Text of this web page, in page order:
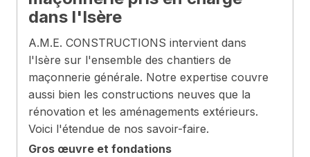
dans l'Isère
A.M.E. CONSTRUCTIONS intervient dans
l'Isère sur l'ensemble des chantiers de
maçonnerie générale. Notre expertise couvre
aussi bien les constructions neuves que la
rénovation et les aménagements extérieurs.
Voici l'étendue de nos savoir-faire.
Gros œuvre et fondations